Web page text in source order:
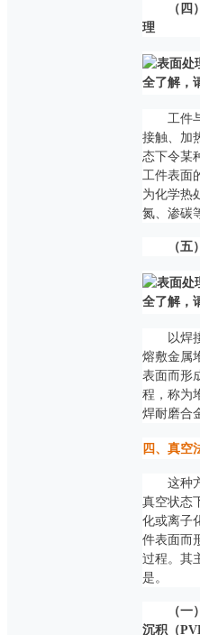
（
理
工件与
接触、加
态下令某
工件表面
为化学热
氮、渗碳
（五
以焊接
熔敷金属
表面而形
程，称为
焊耐磨合
四、真空
这种方
真空状态
化或离子
件表面而
过程。其
是。
（一
沉积（